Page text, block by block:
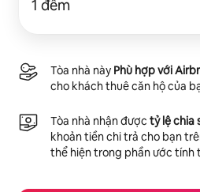
1 đêm
Tòa nhà này Phù hợp với
cho khách thuê căn hộ của
Tòa nhà nhận được tỷ lệ chia
khoản tiền chi trả cho bạn
thể hiện trong phần ước tính